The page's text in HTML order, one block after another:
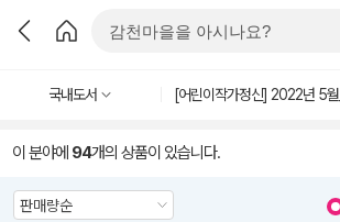
국내도서 [어린이작가정신] 2022년 5
이 분야에 94개의 상품이 있습니다.